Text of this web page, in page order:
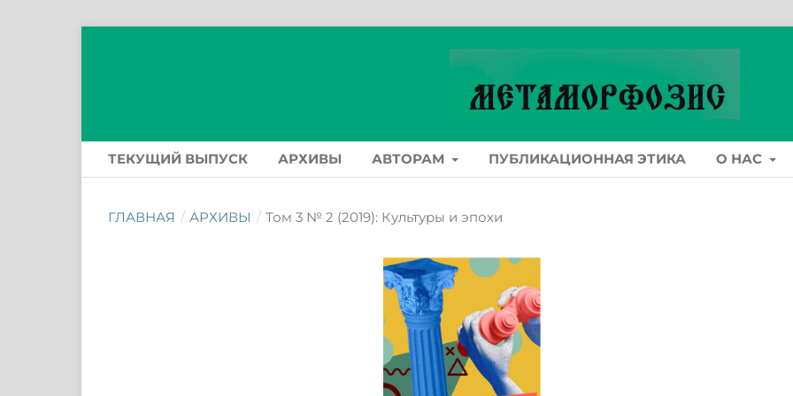
ТЕКУЩИЙ ВЫПУСК АРХИВЫ АВТОРАМ ПУБЛИКАЦИОННАЯ ЭТИКА О НАС
ГЛАВНАЯ / АРХИВЫ / Том 3 № 2 (2019): Культуры и эпохи